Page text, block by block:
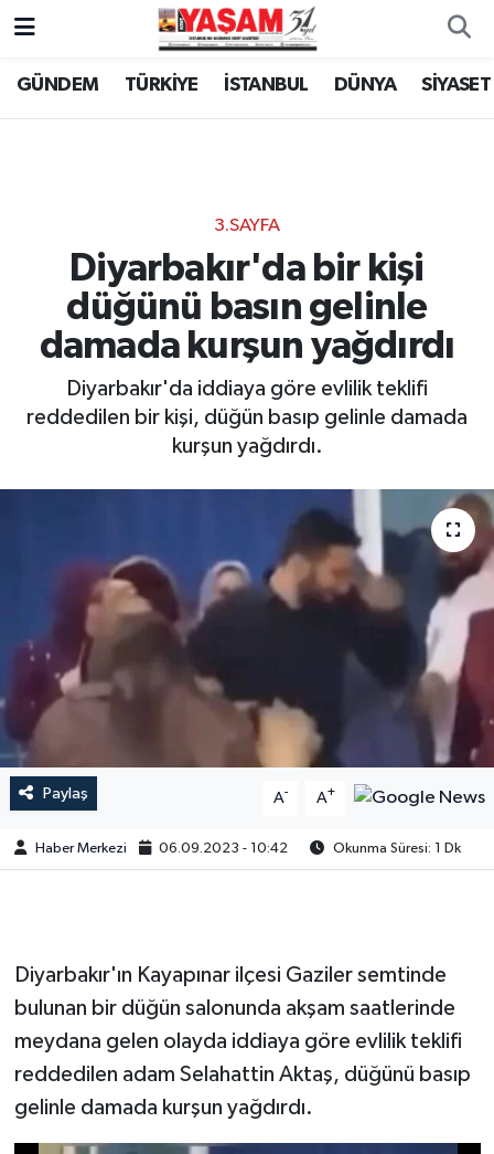
GÜNDEM TÜRKİYE İSTANBUL DÜNYA SİYASET
3.SAYFA
Diyarbakır'da bir kişi
düğünü basın gelinle
damada kurşun yağdırdı
Diyarbakır'da iddiaya göre evlilik teklifi
reddedilen bir kişi, düğün basıp gelinle damada
kurşun yağdırdı.
Paylaş A- A+
Haber Merkezi 06.09.2023 - 10:42 Okunma Süresi: 1 Dk
Diyarbakır'ın Kayapınar ilçesi Gaziler semtinde
bulunan bir düğün salonunda akşam saatlerinde
meydana gelen olayda iddiaya göre evlilik teklifi
reddedilen adam Selahattin Aktaş, düğünü basıp
gelinle damada kurşun yağdırdı.